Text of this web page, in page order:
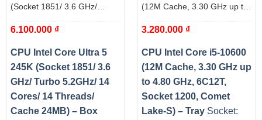
(Socket 1851/ 3.6 GHz/
Threads/ Cache 24MB) – Box
6.100.000 ₫
CPU Intel Core Ultra 5
245K (Socket 1851/ 3.6
GHz/ Turbo 5.2GHz/ 14
Cores/ 14 Threads/
Cache 24MB) – Box
(12M Cache, 3.30 GHz up to
1200, Comet Lake-S) – Tray
3.280.000 ₫
CPU Intel Core i5-10600
(12M Cache, 3.30 GHz up
to 4.80 GHz, 6C12T,
Socket 1200, Comet
Lake-S) – Tray Socket: